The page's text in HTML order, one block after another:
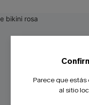
Parece que estás
al sitio